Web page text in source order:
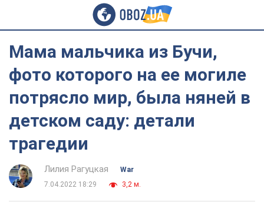
Мама мальчика из Бучи,
фото которого на ее могиле
потрясло мир, была няней в
детском саду: детали
трагедии
Лилия Рагуцкая
War
7.04.2022 18:29
3,2 м.